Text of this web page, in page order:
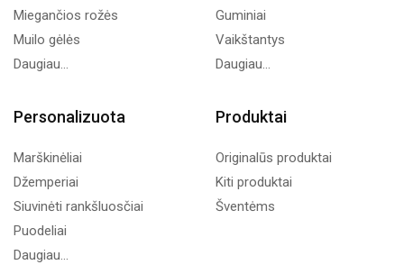
Miegančios rožės
Muilo gėlės
Daugiau...
Guminiai
Vaikštantys
Daugiau...
Personalizuota
Marškinėliai
Džemperiai
Siuvinėti rankšluosčiai
Puodeliai
Daugiau...
Produktai
Originalūs produktai
Kiti produktai
Šventėms